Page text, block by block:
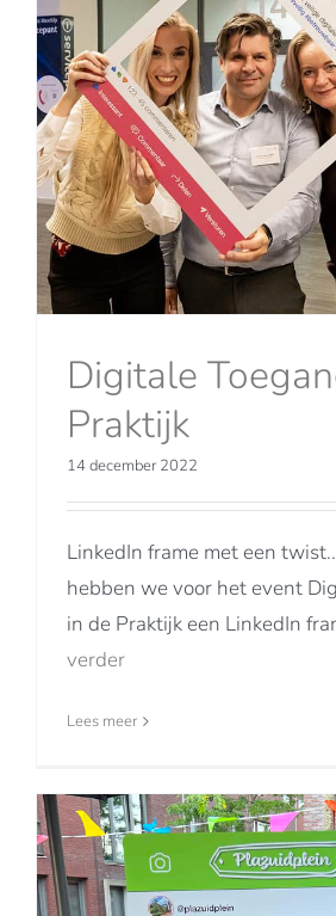
Digitale
Praktijk
14 december 2022
LinkedIn frame met een
hebben we voor het event
in de Praktijk een LinkedIn
verder
Lees meer